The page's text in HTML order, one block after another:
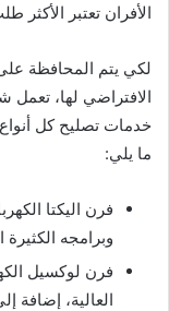
الأفران تعتبر الأكثر
لكي يتم المحافظة
الافتراضي لها، تعمل
خدمات تصليح كل أنواع
ما يلي:
فرن اليكتا
وبرامجه
فرن لوكسيل
العالية، إضافة